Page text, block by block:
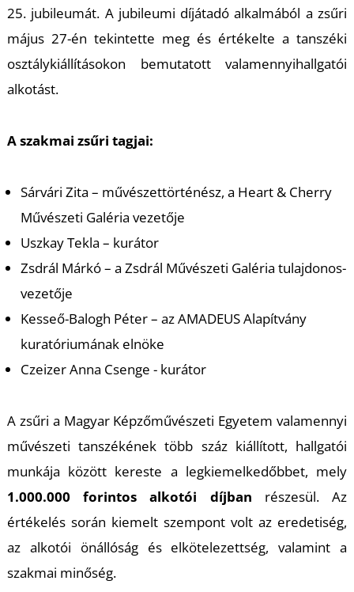
25. jubileumát. A jubileumi díjátadó alkalmából a zsűri
május 27-én tekintette meg és értékelte a tanszéki
osztálykiállításokon bemutatott valamennyihallgatói
alkotást.
A szakmai zsűri tagjai:
Sárvári Zita – művészettörténész, a Heart & Cherry
Művészeti Galéria vezetője
Uszkay Tekla – kurátor
Zsdrál Márkó – a Zsdrál Művészeti Galéria tulajdonos-
vezetője
Kesseő-Balogh Péter – az AMADEUS Alapítvány
kuratóriumának elnöke
Czeizer Anna Csenge - kurátor
A zsűri a Magyar Képzőművészeti Egyetem valamennyi
művészeti tanszékének több száz kiállított, hallgatói
munkája között kereste a legkiemelkedőbbet, mely
1.000.000 forintos alkotói díjban részesül. Az
értékelés során kiemelt szempont volt az eredetiség,
az alkotói önállóság és elkötelezettség, valamint a
szakmai minőség.